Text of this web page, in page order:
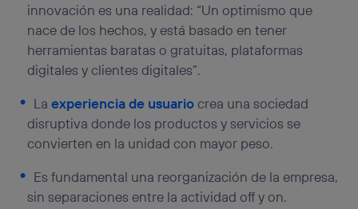
innovación es una realidad: “Un optimismo que
nace de los hechos, y está basado en tener
herramientas baratas o gratuitas, plataformas
digitales y clientes digitales”.
Laexperiencia de usuariocrea una sociedad
disruptiva donde los productos y servicios se
convierten en la unidad con mayor peso.
Es fundamental una reorganización de la empresa,
sin separaciones entre la actividad off y on.